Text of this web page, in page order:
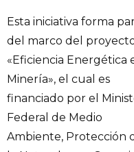
Esta iniciativa forma
del marco del
«Eficiencia Energética
Minería», el cual es
financiado por el
Federal de Medio
Ambiente, Protección